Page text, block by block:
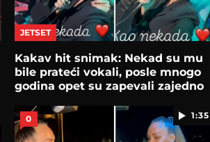
JETSET
Kakav hit snimak: Nekad su mu
bile prateći vokali, posle mnogo
godina opet su zapevali zajedno
1:35
0